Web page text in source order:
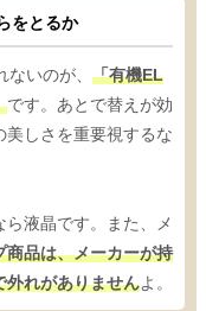
をとるか
いのが、 「有機EL
です。あとで替えが効
しさを重要視するな
液晶です。また、メ
商品は、メーカーが持
外れがありませんよ。